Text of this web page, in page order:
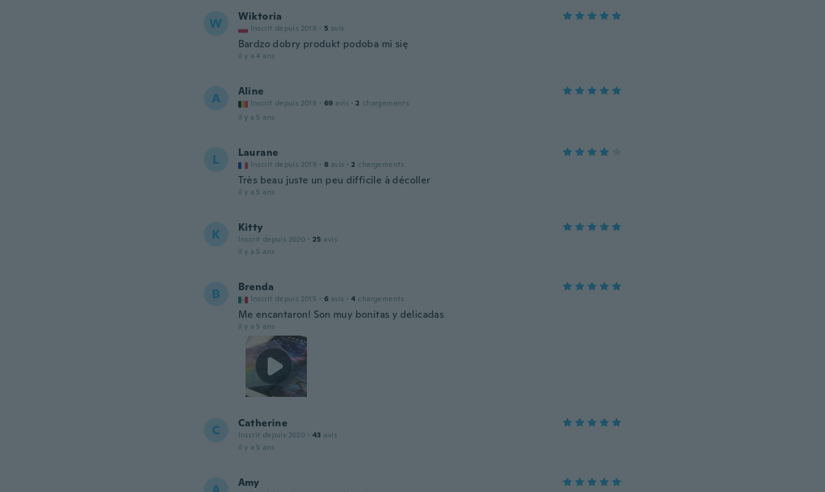
W Wiktoria
Inscrit depuis 2018 · 5 avis
Bardzo dobry produkt podoba mi się
il y a 4 ans
A Aline
Inscrit depuis 2018 · 69 avis · 2 chargements
il y a 5 ans
L Laurane
Inscrit depuis 2019 · 8 avis · 2 chargements
Très beau juste un peu difficile à décoller
il y a 5 ans
K Kitty
Inscrit depuis 2020 · 25 avis
il y a 5 ans
B Brenda
Inscrit depuis 2015 · 6 avis · 4 chargements
Me encantaron! Son muy bonitas y delicadas
il y a 5 ans
C Catherine
Inscrit depuis 2020 · 43 avis
il y a 5 ans
Amy